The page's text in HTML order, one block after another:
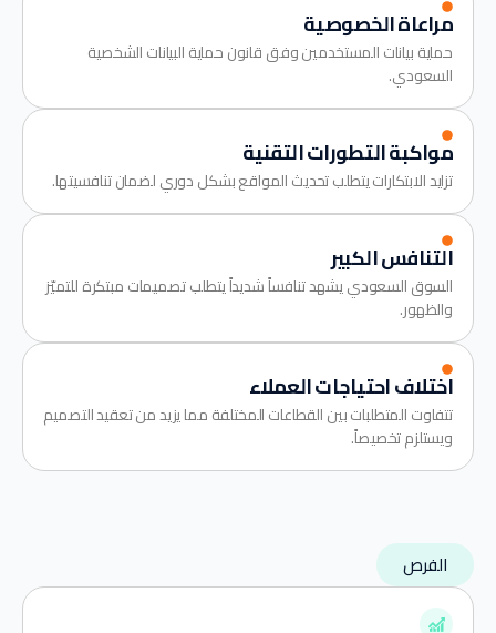
مراعاة الخصوصية
حماية بيانات المستخدمين وفق قانون حماية البيانات الشخصية
السعودي.
مواكبة التطورات التقنية
تزايد الابتكارات يتطلب تحديث المواقع بشكل دوري لضمان تنافسيتها.
التنافس الكبير
السوق السعودي يشهد تنافساً شديداً يتطلب تصميمات مبتكرة للتميّز
والظهور.
اختلاف احتياجات العملاء
تتفاوت المتطلبات بين القطاعات المختلفة مما يزيد من تعقيد التصميم
ويستلزم تخصيصاً.
الفرص